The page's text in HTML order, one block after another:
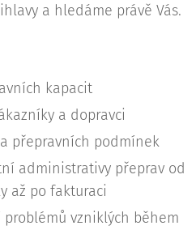
a hledáme právě Vás.
kapacit
a dopravci
přepravních podmínek
administrativy přeprav od
až po fakturaci
vzniklých během